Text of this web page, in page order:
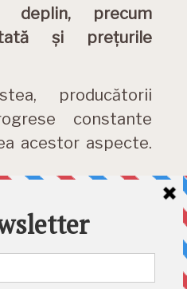
deplin, precum
și prețurile
producătorii
constante
acestor aspecte.
cablu reincarcare,
Purdue,reincarcare